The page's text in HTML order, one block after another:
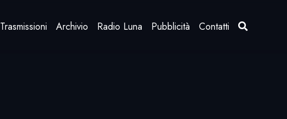
Trasmissioni Archivio Radio Luna Pubblicità Contatti